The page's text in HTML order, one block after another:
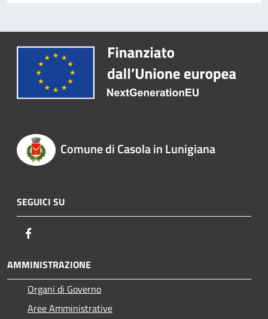
Comune di Casola in Lunigiana
SEGUICI SU
AMMINISTRAZIONE
Organi di Governo
Aree Amministrative